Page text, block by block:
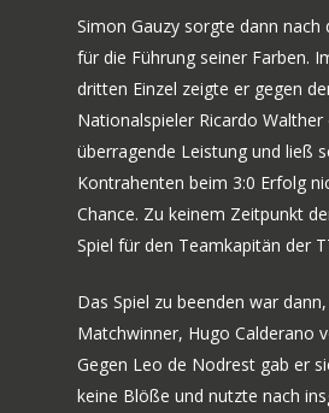
Simon Gauzy sorgte dann nach
für die Führung seiner Farben.
dritten Einzel zeigte er gegen
Nationalspieler Ricardo Walther
überragende Leistung und ließ
Kontrahenten beim 3:0 Erfolg
Chance. Zu keinem Zeitpunkt
Spiel für den Teamkapitän der
Das Spiel zu beenden war
Matchwinner, Hugo Calderano
Gegen Leo de Nodrest gab er
keine Blöße und nutzte nach